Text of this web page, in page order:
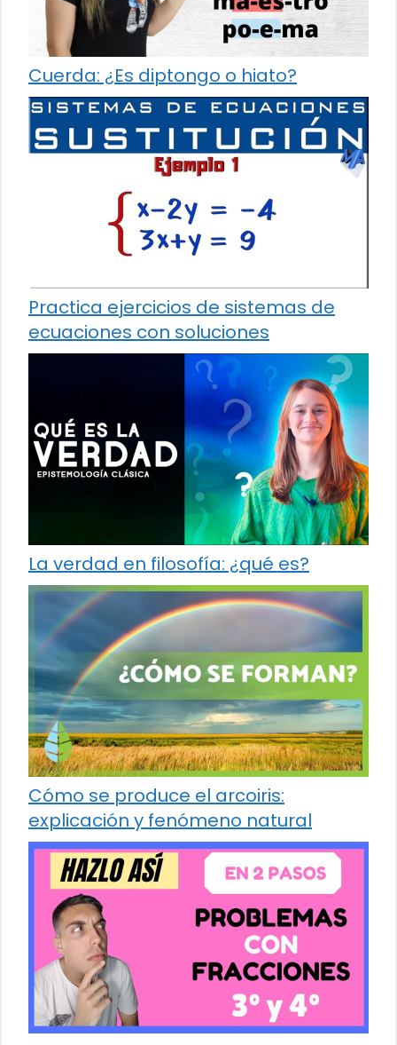
Cuerda: ¿Es diptongo o hiato?
Practica ejercicios de sistemas de
ecuaciones con soluciones
La verdad en filosofía: ¿qué es?
Cómo se produce el arcoiris:
explicación y fenómeno natural